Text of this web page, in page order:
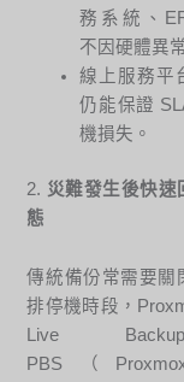
務系統、
不因硬體異
線上服務平
仍能保證
機損失。
2. 災難發生後快速
態
傳統備份常需要關
排停機時段，
Live
PBS（